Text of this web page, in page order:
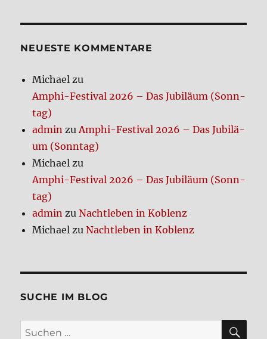
Beiträge
SEIT E
NEUE­STE KOM­MEN­TA­RE
Michael zu
Amphi-Festi­val 2026 – Das Jubi­lä­um (Sonn­
tag)
admin zuAmphi-Festi­val 2026 – Das Jubi­lä­
um (Sonn­tag)
Michael zu
Amphi-Festi­val 2026 – Das Jubi­lä­um (Sonn­
tag)
admin zuNacht­le­ben in Koblenz
Michael zuNacht­le­ben in Koblenz
SUCHE IM BLOG
Suchen